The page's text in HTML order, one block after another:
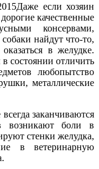
Даже если хозяин
качественные
консервами,
найдут что-то,
в желудке.
состоянии отличить
любопытство
металлические
заканчиваются
возникают боли в
стенки желудка,
в ветеринарную